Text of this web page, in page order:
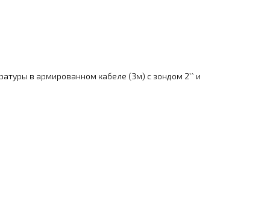
в армированном кабеле (3м) с зондом 2`` и